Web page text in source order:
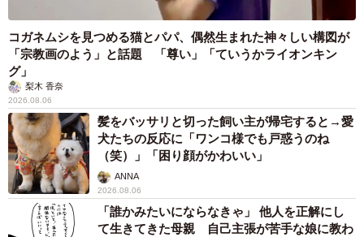
コガネムシを見つめる猫とパパ、偶然生まれた神々しい構図が
「宗教画のよう」と話題 「尊い」「ていうかライオンキン
グ」
梨木 香奈
2026.08.06
髪をバッサリと切った飼い主が帰宅すると→愛
犬たちの反応に「ワンコ様でも戸惑うのね
（笑）」「困り顔がかわいい」
ANNA
2026.08.06
「誰かみたいにならなきゃ」 他人を正解にし
て生きてきた母親 自己主張が苦手な娘に教わ